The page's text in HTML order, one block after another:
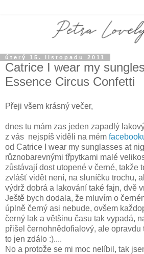
úterý 15. listopadu 2011
Catrice I wear my
Essence Circus Confetti
Přeji všem krásný večer,
dnes tu mám zas jeden zapadlý
z vás nejspíš viděli na mém
od Catrice I wear my sunglasses at
různobarevnými třpytkami malé
zůstávají dost utopené v černé, takže
zvlášť vidět není, na sluníčku trochu,
výdrž dobrá a lakování také fajn, dvě
Ještě bych dodala, že mluvím o
úplně černý asi nebude, ovšem
černý lak a většinu času tak vypadá,
přišel černohnědofialový, ale opravdu
to jen zdálo :)....
No a protože se mi moc nelíbil, tak